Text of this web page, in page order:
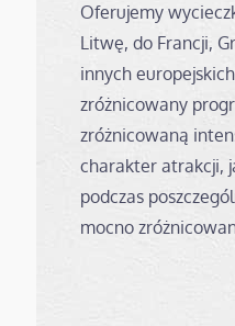
Oferujemy
Litwę, do Francji,
innych
zróżnicowany
zróżnicowaną
charakter atrakcji,
podczas
mocno